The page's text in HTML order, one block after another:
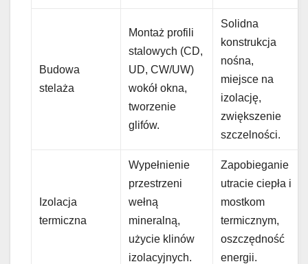
Budowa
stelaża
Montaż profili
stalowych (CD,
UD, CW/UW)
wokół okna,
tworzenie
glifów.
Solidna
konstrukcja
nośna,
miejsce na
izolację,
zwiększenie
szczelności.
Izolacja
termiczna
Wypełnienie
przestrzeni
wełną
mineralną,
użycie klinów
izolacyjnych.
Zapobieganie
utracie ciepła i
mostkom
termicznym,
oszczędność
energii.